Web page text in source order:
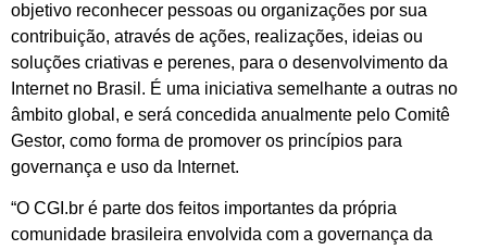
objetivo reconhecer pessoas ou organizações por sua
contribuição, através de ações, realizações, ideias ou
soluções criativas e perenes, para o desenvolvimento da
Internet no Brasil. É uma iniciativa semelhante a outras no
âmbito global, e será concedida anualmente pelo Comitê
Gestor, como forma de promover os princípios para
governança e uso da Internet.
“O CGI.br é parte dos feitos importantes da própria
comunidade brasileira envolvida com a governança da